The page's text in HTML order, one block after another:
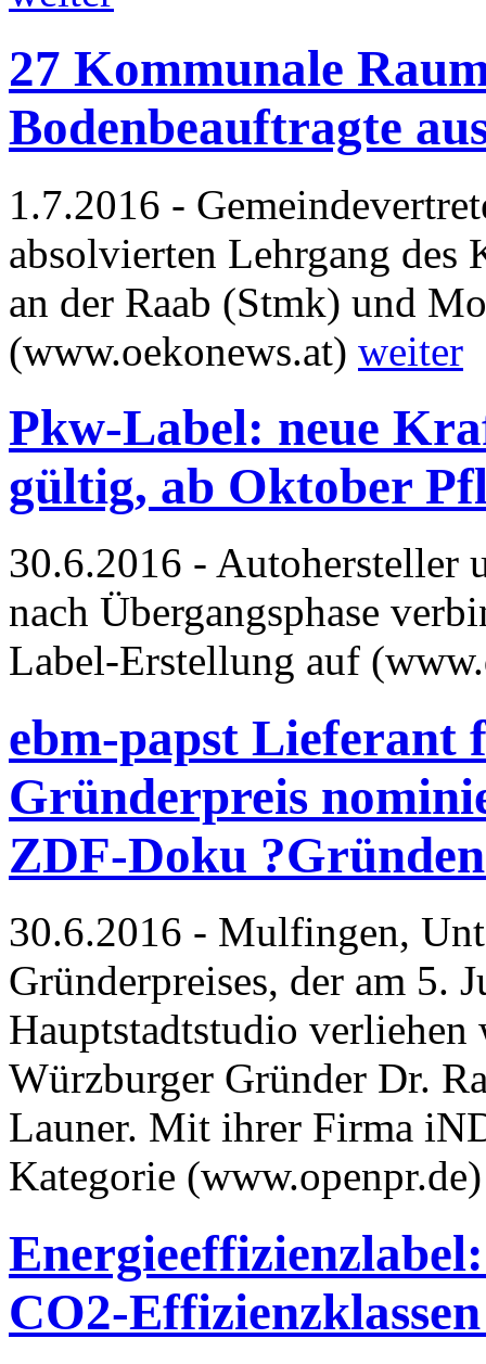
27 Kommunale
Bodenbeauftragte
1.7.2016 -
absolvierten Lehrgang
an der Raab (Stmk) und
(www.oekonews.at) weiter
Pkw-Label: neue
gültig, ab Oktober
30.6.2016 - Autohersteller
nach Übergangsphase
Label-Erstellung auf
ebm-papst Lieferant
Gründerpreis
ZDF-Doku
30.6.2016 - Mulfingen,
Gründerpreises, der am
Hauptstadtstudio verliehen
Würzburger Gründer Dr.
Launer. Mit ihrer Firma
Kategorie
CO2-